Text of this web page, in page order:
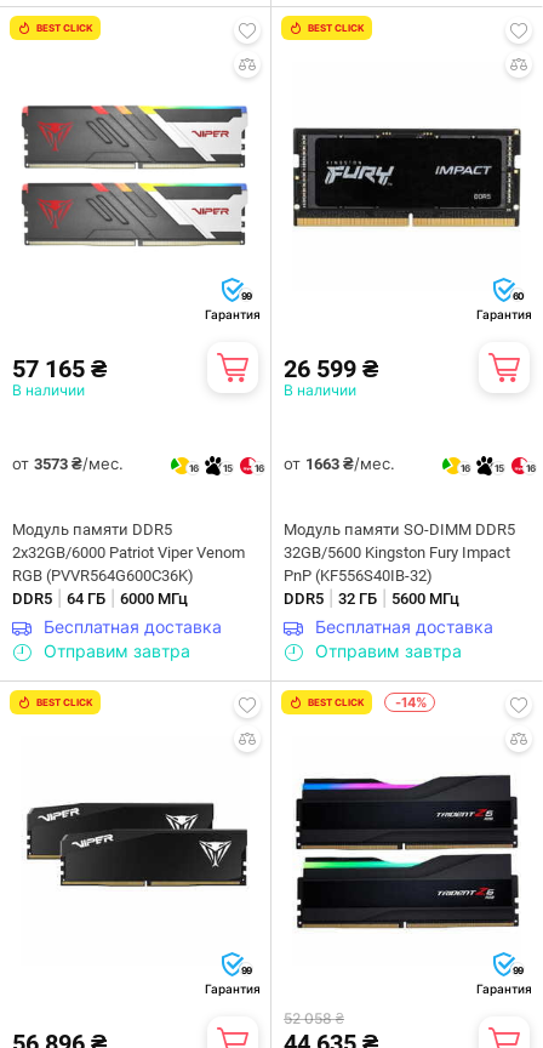
BEST CLICK
99
Гарантия
57 165 ₴
В наличии
от 3573 ₴/мес. 16 15 16
Модуль памяти DDR5
2x32GB/6000 Patriot Viper Venom
RGB (PVVR564G600C36K)
DDR5
64 ГБ 6000 МГц
Бесплатная доставка
Отправим завтра
BEST CLICK
60
Гарантия
26 599 ₴
В наличии
от 1663 ₴/мес. 16 15 16
Модуль памяти SO-DIMM DDR5
32GB/5600 Kingston Fury Impact
PnP (KF556S40IB-32)
DDR5
32 ГБ 5600 МГц
Бесплатная доставка
Отправим завтра
BEST CLICK
99
Гарантия
BEST CLICK -14%
99
Гарантия
52 058 ₴